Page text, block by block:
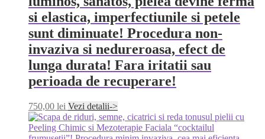
si elastica, imperfectiunile si petele
sunt diminuate! Procedura non-
invaziva si nedureroasa, efect de
lunga durata! Fara iritatii sau
perioada de recuperare!
750,00 lei Vezi detalii->